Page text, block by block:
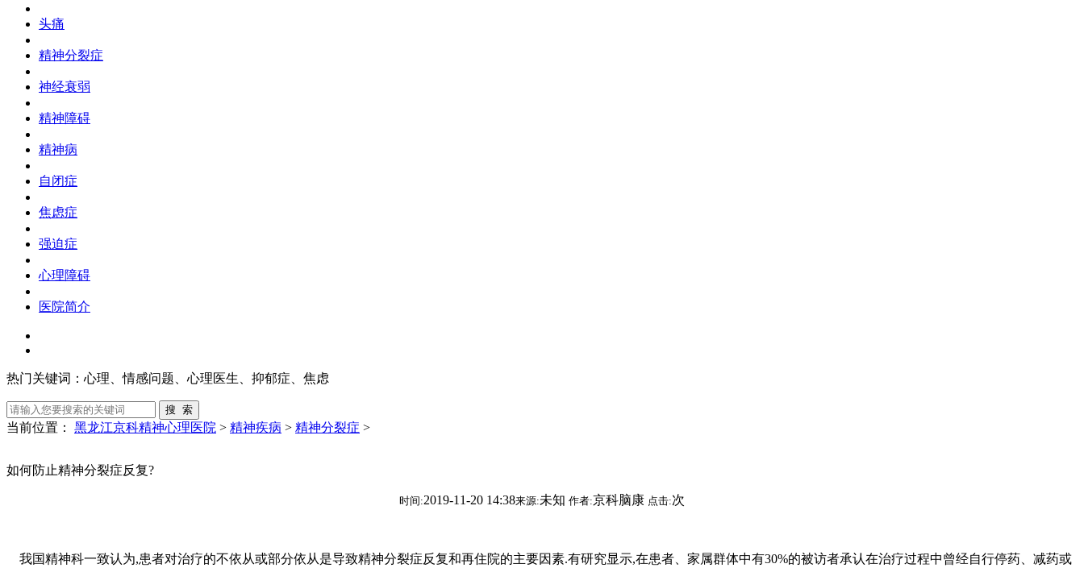
头痛
精神分裂症
神经衰弱
精神障碍
精神病
自闭症
焦虑症
强迫症
心理障碍
医院简介
热门关键词： 心理、情感问题、心理医生、抑郁症、焦虑
当前位置： 黑龙江京科精神心理医院 > 精神疾病 > 精神分裂症 >
如何防止精神分裂症反复?
时间:2019-11-20 14:38来源:未知 作者:京科脑康 点击:次
我国精神科一致认为,患者对治疗的不依从或部分依从是导致精神分裂症反复和再住院的主要因素.有研究显示,在患者、家属群体中有30%的被访者承认在治疗过程中曾经自行停药、减药或